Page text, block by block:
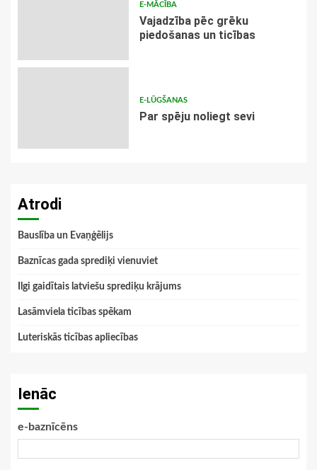
E-MĀCĪBA
Vajadzība pēc grēku
piedošanas un ticības
E-LŪGŠANAS
Par spēju noliegt sevi
Atrodi
Bauslība un Evaņģēlijs
Baznīcas gada sprediķi vienuviet
Ilgi gaidītais latviešu sprediķu krājums
Lasāmviela ticības spēkam
Luteriskās ticības apliecības
Ienāc
e-baznīcēns